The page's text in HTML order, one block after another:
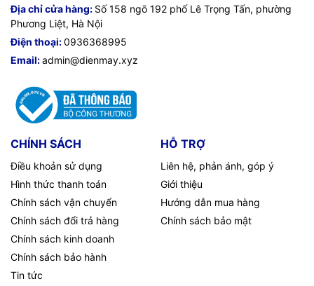
Địa chỉ cửa hàng: Số 158 ngõ 192 phố Lê Trọng Tấn, phường
Phương Liệt, Hà Nội
Điện thoại:0936368995
Email:admin@dienmay.xyz
CHÍNH SÁCH
Điều khoản sử dụng
Hình thức thanh toán
Chính sách vận chuyển
Chính sách đổi trả hàng
Chính sách kinh doanh
Chính sách bảo hành
Tin tức
HỖ TRỢ
Liên hệ, phản ánh, góp ý
Giới thiệu
Hướng dẫn mua hàng
Chính sách bảo mật